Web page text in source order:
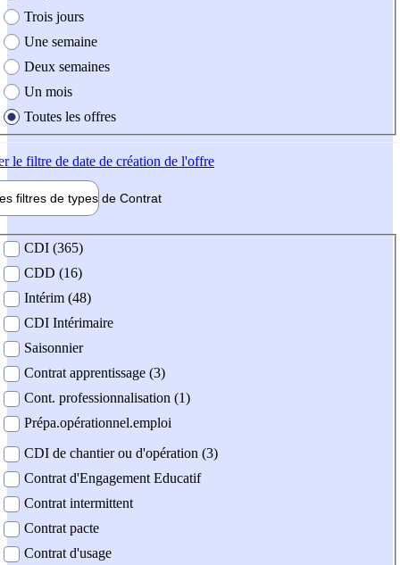
Trois jours
Une semaine
Deux semaines
Un mois
Toutes les offres
le filtre de date de création de l'offre
filtres de types de Contrat
contrat
CDI (365)
CDD (16)
Intérim (48)
CDI Intérimaire
Saisonnier
Contrat apprentissage (3)
Cont. professionnalisation (1)
Prépa.opérationnel.emploi
CDI de chantier ou d'opération (3)
Contrat d'Engagement Educatif
Contrat intermittent
Contrat pacte
Contrat d'usage